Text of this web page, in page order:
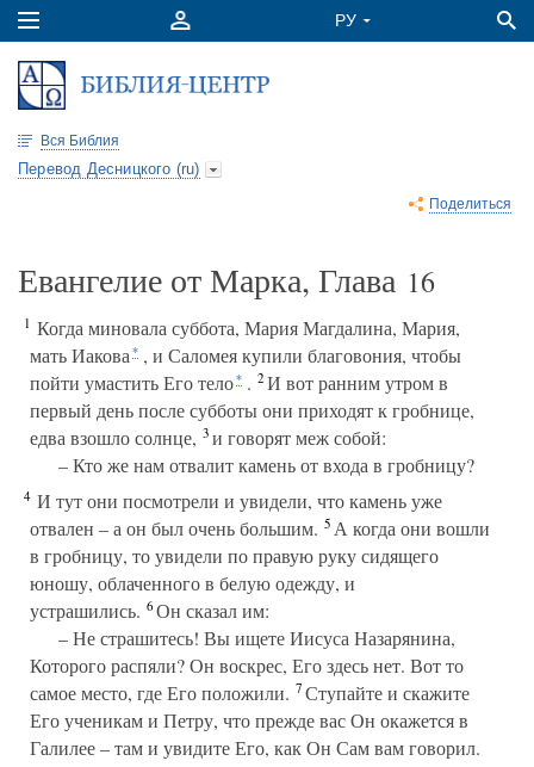
Вся Библия
Перевод Десницкого (ru)
Поделиться
Евангелие от Марка, Глава 16
1 Когда миновала суббота, Мария Магдалина, Мария,
мать Иакова * , и Саломея купили благовония, чтобы
пойти умастить Его тело* . 2И вот ранним утром в
первый день после субботы они приходят к гробнице,
едва взошло солнце, 3и говорят меж собой:
– Кто же нам отвалит камень от входа в гробницу?
4 И тут они посмотрели и увидели, что камень уже
отвален – а он был очень большим. 5А когда они вошли
в гробницу, то увидели по правую руку сидящего
юношу, облаченного в белую одежду, и
устрашились. 6Он сказал им:
– Не страшитесь! Вы ищете Иисуса Назарянина,
Которого распяли? Он воскрес, Его здесь нет. Вот то
самое место, где Его положили. 7Ступайте и скажите
Его ученикам и Петру, что прежде вас Он окажется в
Галилее – там и увидите Его, как Он Сам вам говорил.